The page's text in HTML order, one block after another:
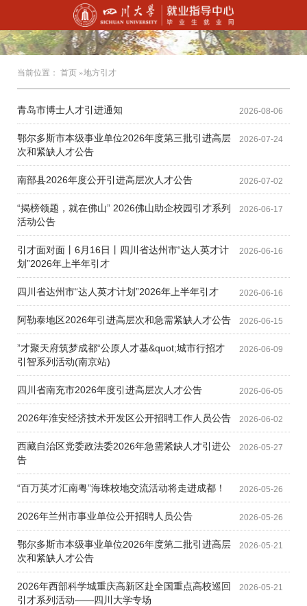
当前位置： 首页 »地方引才
2026-08-06
青岛市博士人才引进通知
2026-07-24
鄂尔多斯市本级事业单位2026年度第三批引进高层
次和紧缺人才公告
2026-07-02
南部县2026年度公开引进高层次人才公告
2026-06-17
“揭榜领题，就在佛山” 2026佛山助企校园引才系列
活动公告
2026-06-16
引才面对面丨6月16日丨四川省达州市“达人英才计
划”2026年上半年引才
2026-06-16
四川省达州市“达人英才计划”2026年上半年引才
2026-06-15
阿勒泰地区2026年引进高层次和急需紧缺人才公告
2026-06-09
”才聚天府筑梦成都“公原人才基&quot;城市行招才
引智系列活动(南京站)
2026-06-05
四川省南充市2026年度引进高层次人才公告
2026-06-02
2026年淮安经济技术开发区公开招聘工作人员公告
2026-05-27
西藏自治区党委政法委2026年急需紧缺人才引进公
告
2026-05-26
“百万英才汇南粤”海珠校地交流活动将走进成都！
2026-05-26
2026年兰州市事业单位公开招聘人员公告
2026-05-21
鄂尔多斯市本级事业单位2026年度第二批引进高层
次和紧缺人才公告
2026-05-21
2026年西部科学城重庆高新区赴全国重点高校巡回
引才系列活动——四川大学专场